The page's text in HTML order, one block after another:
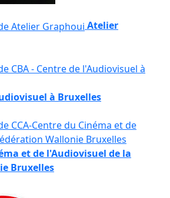
Atelier
à Bruxelles
et de l'Audiovisuel de la
Bruxelles